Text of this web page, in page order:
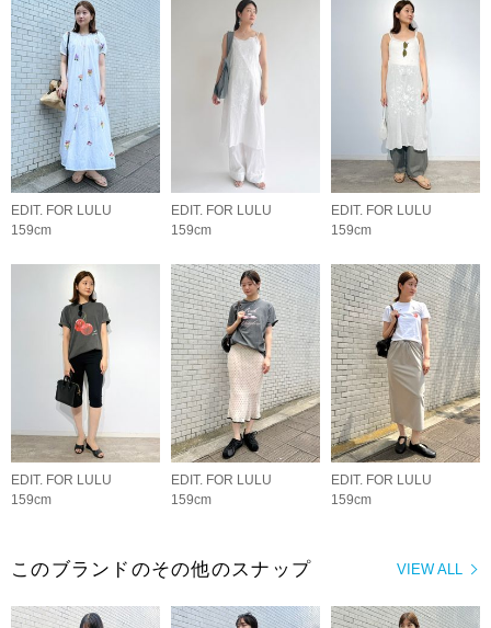
EDIT. FOR LULU
159cm
EDIT. FOR LULU
159cm
EDIT. FOR LULU
159cm
EDIT. FOR LULU
159cm
EDIT. FOR LULU
159cm
EDIT. FOR LULU
159cm
VIEW ALL
このブランドのその他のスナップ